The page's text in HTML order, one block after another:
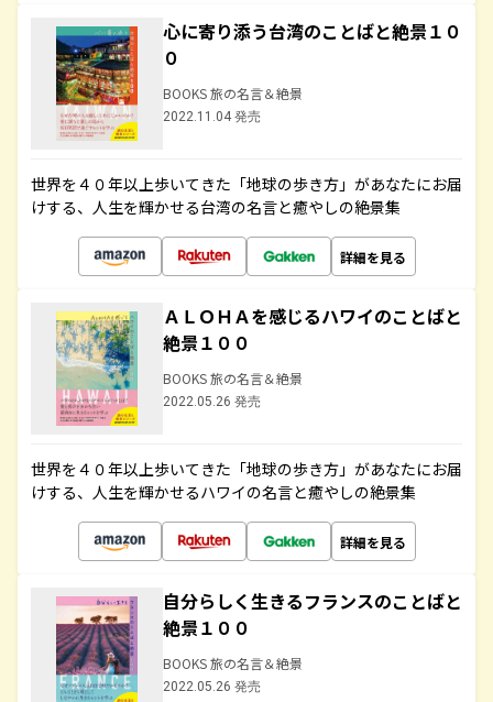
心に寄り添う台湾のことばと絶景１０
０
BOOKS 旅の名言＆絶景
2022.11.04 発売
世界を４０年以上歩いてきた「地球の歩き方」があなたにお届
けする、人生を輝かせる台湾の名言と癒やしの絶景集
詳細を見る
ＡＬＯＨＡを感じるハワイのことばと
絶景１００
BOOKS 旅の名言＆絶景
2022.05.26 発売
世界を４０年以上歩いてきた「地球の歩き方」があなたにお届
けする、人生を輝かせるハワイの名言と癒やしの絶景集
詳細を見る
自分らしく生きるフランスのことばと
絶景１００
BOOKS 旅の名言＆絶景
2022.05.26 発売